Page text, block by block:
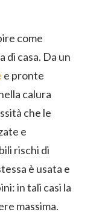
come
di casa. Da un
e pronte
calura
che le
e
rischi di
è usata e
in tali casi la
massima.